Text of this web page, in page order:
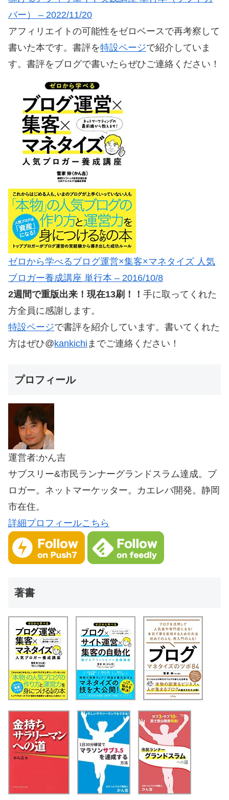
バー） – 2022/11/20
アフィリエイトの可能性をゼロベースで再考察して
書いた本です。書評を特設ページで紹介していま
す。書評をブログで書いたらぜひご連絡ください！
ゼロから学べるブログ運営×集客×マネタイズ 人気
ブロガー養成講座 単行本 – 2016/10/8
2週間で重版出来！現在13刷！！ 手に取ってくれた
方全員に感謝します。
特設ページで書評を紹介しています。書いてくれた
方はぜひ@kankichi までご連絡ください！
プロフィール
運営者:かん吉
サブスリー&市民ランナーグランドスラム達成。ブ
ロガー。ネットマーケッター。カエレバ開発。静岡
市在住。
詳細プロフィールこちら
著書